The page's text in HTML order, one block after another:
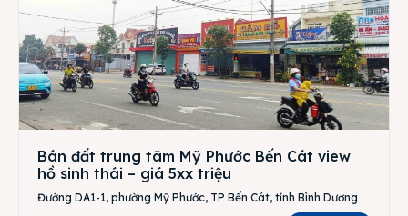
Bán đất trung tâm Mỹ Phước Bến Cát view
hồ sinh thái – giá 5xx triệu
Đường DA1-1, phường Mỹ Phước, TP Bến Cát, tỉnh Bình Dương